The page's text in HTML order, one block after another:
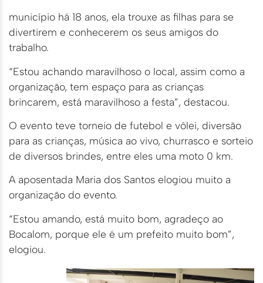
município há 18 anos, ela trouxe as filhas para se
divertirem e conhecerem os seus amigos do
trabalho.
“Estou achando maravilhoso o local, assim como a
organização, tem espaço para as crianças
brincarem, está maravilhoso a festa”, destacou.
O evento teve torneio de futebol e vôlei, diversão
para as crianças, música ao vivo, churrasco e sorteio
de diversos brindes, entre eles uma moto 0 km.
A aposentada Maria dos Santos elogiou muito a
organização do evento.
“Estou amando, está muito bom, agradeço ao
Bocalom, porque ele é um prefeito muito bom”,
elogiou.